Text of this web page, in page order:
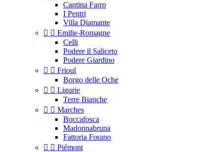
Cantina Farro
I Pentri
Villa Diamante
  Emilie-Romagne
Celli
Podere il Saliceto
Podere Giardino
  Frioul
Borgo delle Oche
  Ligurie
Terre Bianche
  Marches
Boccafosca
Madonnabruna
Fattoria Forano
  Piémont